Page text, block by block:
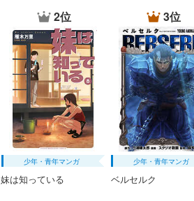
2位
少年・青年マンガ
妹は知っている
3位
少年・青年マンガ
ベルセルク